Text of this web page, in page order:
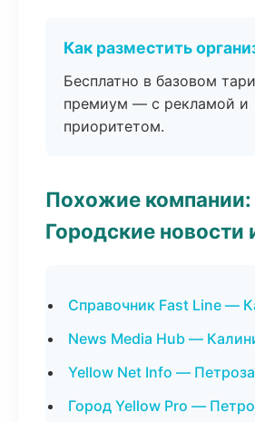
Как разместить
Бесплатно в базовом
премиум — с рекламой и
приоритетом.
Похожие компании:
Городские новости
Справочник Fast Line —
News Media Hub —
Yellow Net Info —
Город Yellow Pro —